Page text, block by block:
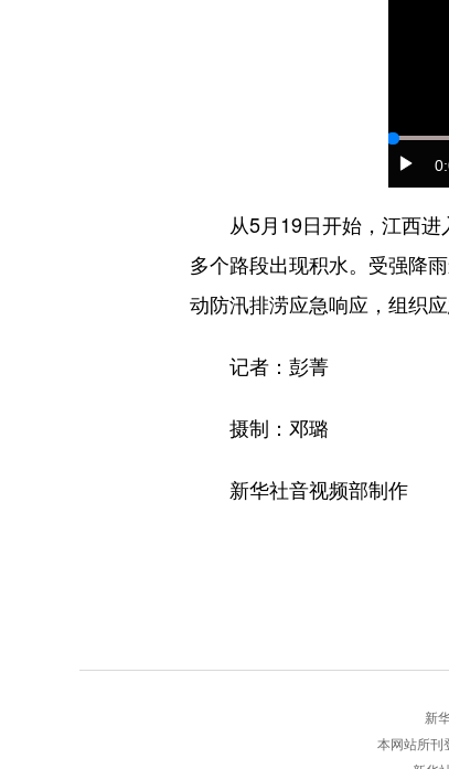
从5月19日开始，江西进
多个路段出现积水。受强降
动防汛排涝应急响应，组织
记者：彭菁
摄制：邓璐
新华社音视频部制作
新
本网站所刊